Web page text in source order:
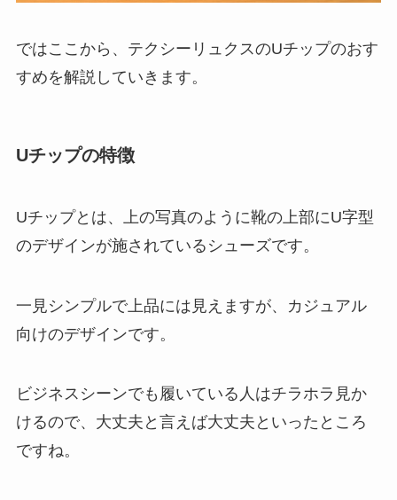
ではここから、テクシーリュクスのUチップのおす
すめを解説していきます。
Uチップの特徴
Uチップとは、上の写真のように靴の上部にU字型
のデザインが施されているシューズです。
一見シンプルで上品には見えますが、カジュアル
向けのデザインです。
ビジネスシーンでも履いている人はチラホラ見か
けるので、大丈夫と言えば大丈夫といったところ
ですね。